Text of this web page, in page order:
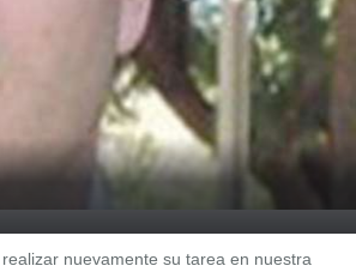
nuevamente su tarea en nuestra